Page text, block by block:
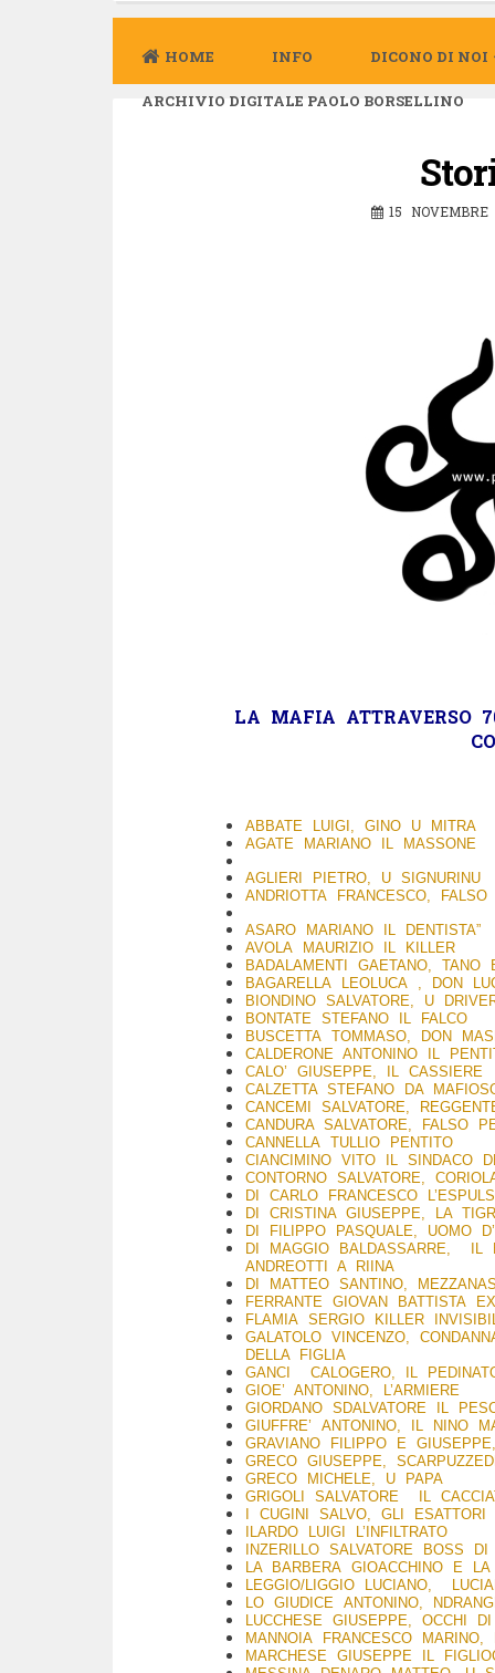
HOME INFO DICONO DI NOI
ARCHIVIO DIGITALE PAOLO BORSELLINO
15 NOVEMBRE
LA MAFIA ATTRAVERSO
ABBATE LUIGI, GINO U MITRA
AGATE MARIANO IL MASSONE
AGLIERI PIETRO, U SIGNURINU
ANDRIOTTA FRANCESCO, FALSO
ASARO MARIANO IL DENTISTA”
AVOLA MAURIZIO IL KILLER
BADALAMENTI GAETANO, TANO
BAGARELLA LEOLUCA , DON
BIONDINO SALVATORE, U
BONTATE STEFANO IL FALCO
BUSCETTA TOMMASO, DON
CALDERONE ANTONINO IL
CALO’ GIUSEPPE, IL CASSIERE
CALZETTA STEFANO DA
CANCEMI SALVATORE,
CANDURA SALVATORE, FALSO
CANNELLA TULLIO PENTITO
CIANCIMINO VITO IL SINDACO
CONTORNO SALVATORE,
DI CARLO FRANCESCO
DI CRISTINA GIUSEPPE, LA
DI FILIPPO PASQUALE, UOMO
DI MAGGIO BALDASSARRE, IL
ANDREOTTI A RIINA
DI MATTEO SANTINO,
FERRANTE GIOVAN BATTISTA
FLAMIA SERGIO KILLER
GALATOLO VINCENZO,
DELLA FIGLIA
GANCI CALOGERO, IL
GIOE’ ANTONINO, L’ARMIERE
GIORDANO SDALVATORE IL
GIUFFRE’ ANTONINO, IL NINO
GRAVIANO FILIPPO E
GRECO GIUSEPPE,
GRECO MICHELE, U PAPA
GRIGOLI SALVATORE IL
I CUGINI SALVO, GLI ESATTORI
ILARDO LUIGI L’INFILTRATO
INZERILLO SALVATORE BOSS
LA BARBERA GIOACCHINO E LA
LEGGIO/LIGGIO LUCIANO,
LO GIUDICE ANTONINO,
LUCCHESE GIUSEPPE, OCCHI
MANNOIA FRANCESCO MARINO,
MARCHESE GIUSEPPE IL